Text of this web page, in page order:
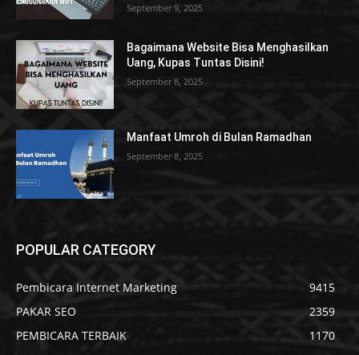
September 9, 2025
Bagaimana Website Bisa Menghasilkan
Uang, Kupas Tuntas Disini!
September 8, 2025
Manfaat Umroh di Bulan Ramadhan
September 8, 2025
POPULAR CATEGORY
Pembicara Internet Marketing
9415
PAKAR SEO
2359
PEMBICARA TERBAIK
1170